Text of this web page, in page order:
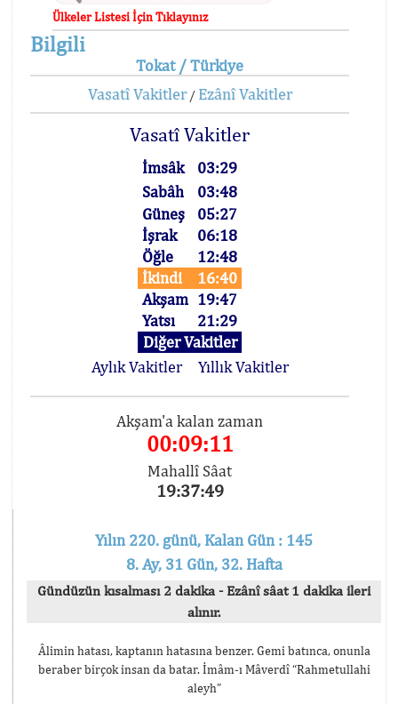
Ülkeler Listesi İçin Tıklayınız
Bilgili
Tokat / Türkiye
Vasatî Vakitler/ Ezânî Vakitler
Vasatî Vakitler
İmsâk
03:29
Sabâh
03:48
Güneş
05:27
İşrak
06:18
Öğle
12:48
İkindi
16:40
Akşam 19:47
Yatsı
21:29
Diğer Vakitler
Aylık Vakitler
Yıllık Vakitler
Akşam'a kalan zaman
00:09:11
Mahallî Sâat
19:37:49
Yılın 220. günü, Kalan Gün : 145
8. Ay, 31 Gün, 32. Hafta
Gündüzün kısalması 2 dakika - Ezânî sâat 1 dakika ileri
alınır.
Âlimin hatası, kaptanın hatasına benzer. Gemi batınca, onunla
beraber birçok insan da batar. İmâm-ı Mâverdî “Rahmetullahi
aleyh”